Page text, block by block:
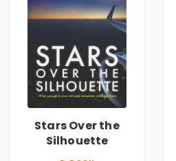
Stars Over the
Silhouette